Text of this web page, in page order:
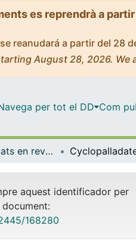
es reprendrà a
reanudará a partir del 28
August 28, 2026. We
per tot el DD Com
Articles publicats en revistes (Mineralogia, Petrologia i Geologia Aplicada)
aquest identificador per
168280